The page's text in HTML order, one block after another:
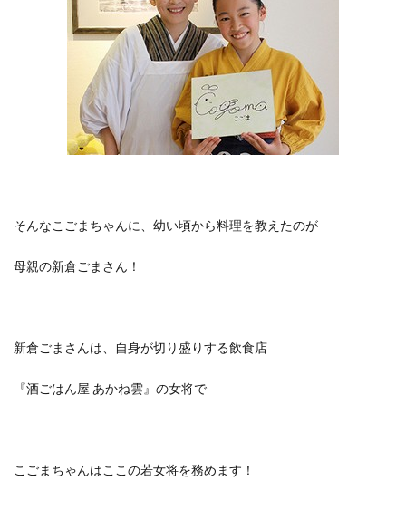
そんなこごまちゃんに、幼い頃から料理を教えたのが
母親の新倉ごまさん！
新倉ごまさんは、自身が切り盛りする飲食店
『酒ごはん屋 あかね雲』の女将で
こごまちゃんはここの若女将を務めます！